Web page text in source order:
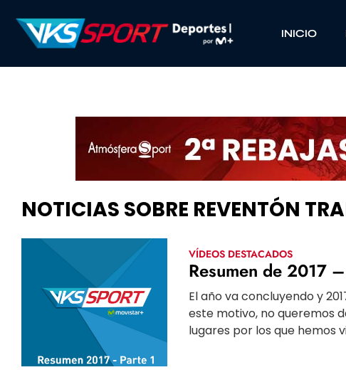
INICIO
NOTICIAS SOBRE REVENTÓN
VÍDEOS DESTACADOS
Resumen de 2017
El año va concluyendo y
este motivo, no queremos
lugares por los que hemos